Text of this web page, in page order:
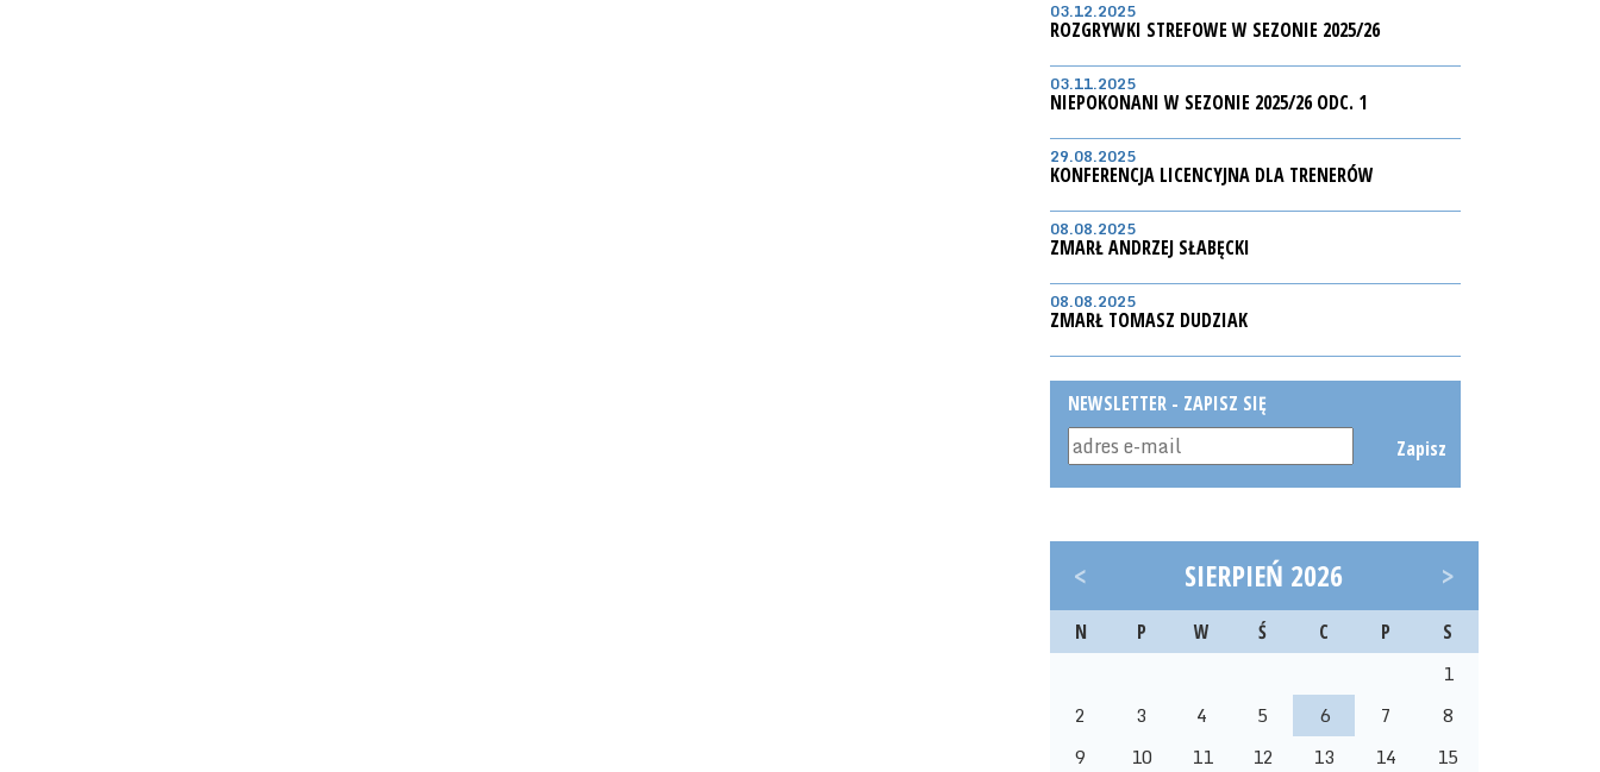
03.12.2025
ROZGRYWKI STREFOWE W SEZONIE 2025/26
03.11.2025
NIEPOKONANI W SEZONIE 2025/26 ODC. 1
29.08.2025
KONFERENCJA LICENCYJNA DLA TRENERÓW
08.08.2025
ZMARŁ ANDRZEJ SŁABĘCKI
08.08.2025
ZMARŁ TOMASZ DUDZIAK
NEWSLETTER - ZAPISZ SIĘ
Zapisz
< SIERPIEŃ 2026 >
N P W Ś C P S
1
2
3 4 5 6 7
8
9
10 11 12 13 14
15